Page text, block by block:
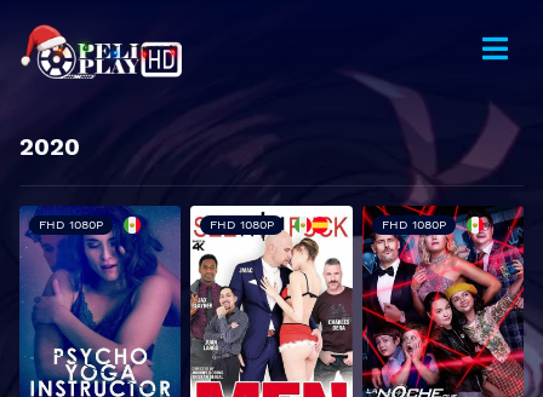
2020
FHD 1080P FHD 1080P FHD 1080P